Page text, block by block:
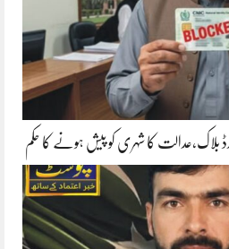
بلاک،عدالت کا شہری کو پیش ہونے کا حکم